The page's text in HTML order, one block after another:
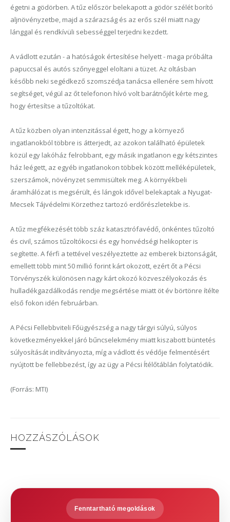
égetni a gödörben. A tűz először belekapott a gödör szélét borító
aljnövényzetbe, majd a szárazság és az erős szél miatt nagy
lánggal és rendkívüli sebességgel terjedni kezdett.
A vádlott ezután - a hatóságok értesítése helyett - maga próbálta
papuccsal és autós szőnyeggel eloltani a tüzet. Az oltásban
később neki segédkező szomszédja tanácsa ellenére sem hívott
segítséget, végül az őt telefonon hívó volt barátnőjét kérte meg,
hogy értesítse a tűzoltókat.
A tűz közben olyan intenzitással égett, hogy a környező
ingatlanokból többre is átterjedt, az azokon található épületek
közül egy lakóház felrobbant, egy másik ingatlanon egy kétszintes
ház leégett, az egyéb ingatlanokon többek között melléképületek,
szerszámok, növényzet semmisültek meg. A környékbeli
áramhálózat is megsérült, és lángok idővel belekaptak a Nyugat-
Mecsek Tájvédelmi Körzethez tartozó erdőrészletekbe is.
A tűz megfékezését több száz katasztrófavédő, önkéntes tűzoltó
és civil, számos tűzoltókocsi és egy honvédségi helikopter is
segítette. A férfi a tettével veszélyeztette az emberek biztonságát,
emellett több mint 50 millió forint kárt okozott, ezért őt a Pécsi
Törvényszék különösen nagy kárt okozó közveszélyokozás és
hulladékgazdálkodás rendje megsértése miatt öt év börtönre ítélte
első fokon idén februárban.
A Pécsi Fellebbviteli Főügyészség a nagy tárgyi súlyú, súlyos
következményekkel járó bűncselekmény miatt kiszabott büntetés
súlyosítását indítványozta, míg a vádlott és védője felmentésért
nyújtott be fellebbezést, így az ügy a Pécsi Ítélőtáblán folytatódik.
(Forrás: MTI)
HOZZÁSZÓLÁSOK
Fenntartható megoldások